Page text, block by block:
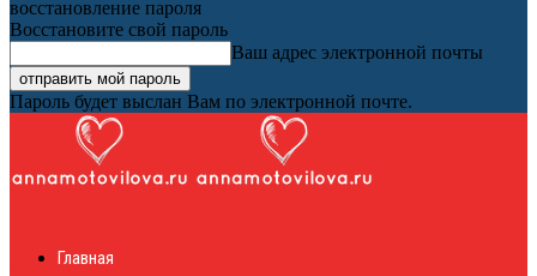
восстановление пароля
Восстановите свой пароль
Ваш адрес электронной почты
Пароль будет выслан Вам по электронной почте.
журналГлавная